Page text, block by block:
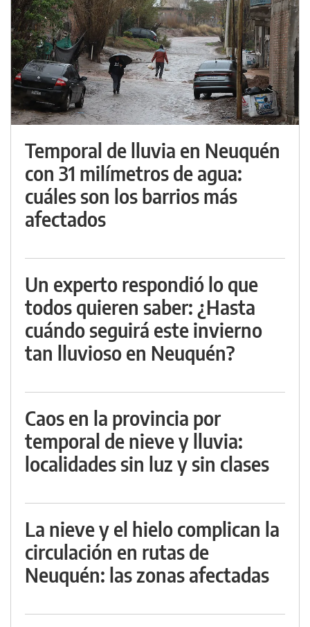
Temporal de lluvia en Neuquén
con 31 milímetros de agua:
cuáles son los barrios más
afectados
Un experto respondió lo que
todos quieren saber: ¿Hasta
cuándo seguirá este invierno
tan lluvioso en Neuquén?
Caos en la provincia por
temporal de nieve y lluvia:
localidades sin luz y sin clases
La nieve y el hielo complican la
circulación en rutas de
Neuquén: las zonas afectadas